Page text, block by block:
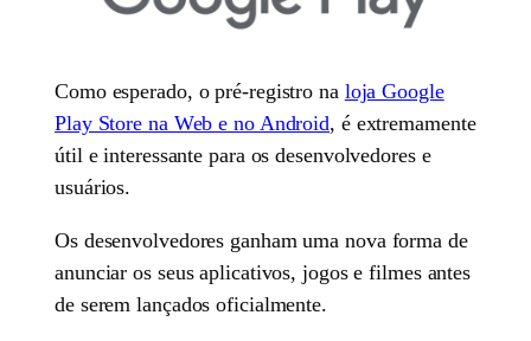
Como esperado, o pré-registro na loja Google
Play Store na Web e no Android, é extremamente
útil e interessante para os desenvolvedores e
usuários.
Os desenvolvedores ganham uma nova forma de
anunciar os seus aplicativos, jogos e filmes antes
de serem lançados oficialmente.